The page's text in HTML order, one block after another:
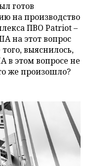
готов
на производство
ПВО Patriot –
на этот вопрос
выяснилось,
в этом вопросе не
же произошло?